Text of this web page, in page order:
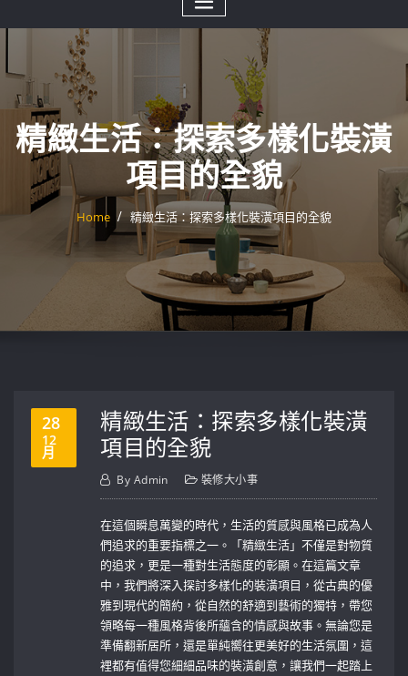
精緻生活：探索多樣化裝潢
項目的全貌
Home 精緻生活：探索多樣化裝潢項目的全貌
28
12
月
精緻生活：探索多樣化裝潢
項目的全貌
By Admin 裝修大小事
在這個瞬息萬變的時代，生活的質感與風格已成為人
們追求的重要指標之一。「精緻生活」不僅是對物質
的追求，更是一種對生活態度的彰顯。在這篇文章
中，我們將深入探討多樣化的裝潢項目，從古典的優
雅到現代的簡約，從自然的舒適到藝術的獨特，帶您
領略每一種風格背後所蘊含的情感與故事。無論您是
準備翻新居所，還是單純嚮往更美好的生活氛圍，這
裡都有值得您細細品味的裝潢創意，讓我們一起踏上